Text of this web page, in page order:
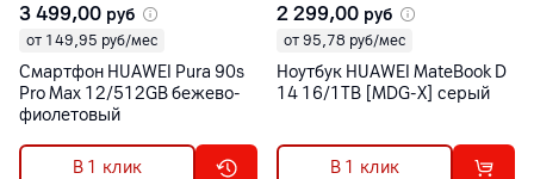
3 499,00 руб
от 149,95 руб/мес
Смартфон HUAWEI Pura 90s
Pro Max 12/512GB бежево-
фиолетовый
В 1 клик
2 299,00 руб
от 95,78 руб/мес
Ноутбук HUAWEI MateBook D
14 16/1TB [MDG-X] серый
В 1 клик